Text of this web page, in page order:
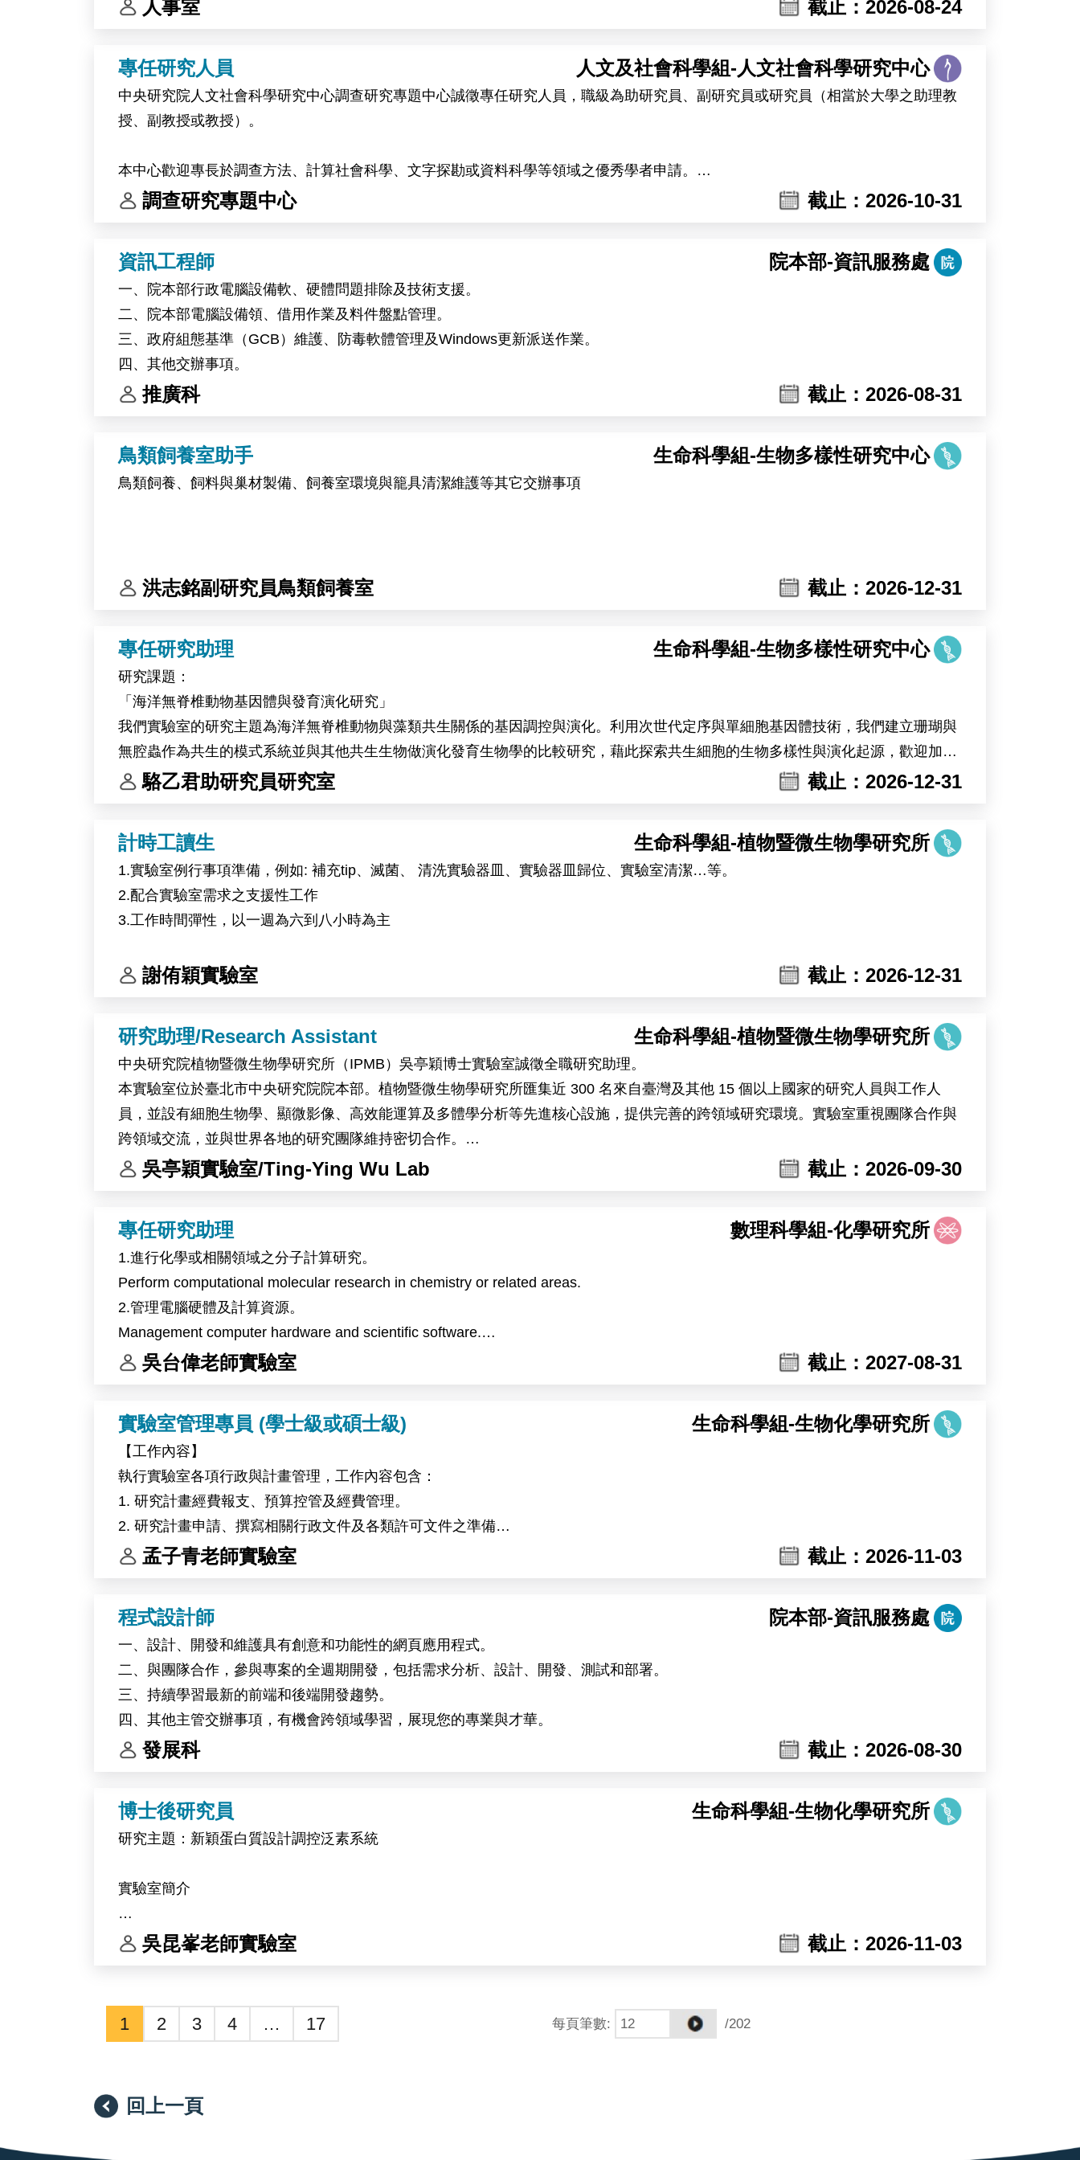
人事室 截止：2026-08-24
專任研究人員 人文及社會科學組-人文社會科學研究中心
中央研究院人文社會科學研究中心調查研究專題中心誠徵專任研究人員，職級為助研究員、副研究員或研究員（相當於大學之助理教
授、副教授或教授）。
本中心歡迎專長於調查方法、計算社會科學、文字探勘或資料科學等領域之優秀學者申請。
調查研究專題中心 截止：2026-10-31
資訊工程師 院本部-資訊服務處
一、院本部行政電腦設備軟、硬體問題排除及技術支援。
二、院本部電腦設備領、借用作業及料件盤點管理。
三、政府組態基準（GCB）維護、防毒軟體管理及Windows更新派送作業。
四、其他交辦事項。
推廣科 截止：2026-08-31
鳥類飼養室助手 生命科學組-生物多樣性研究中心
鳥類飼養、飼料與巢材製備、飼養室環境與籠具清潔維護等其它交辦事項
洪志銘副研究員鳥類飼養室 截止：2026-12-31
專任研究助理 生命科學組-生物多樣性研究中心
研究課題：
「海洋無脊椎動物基因體與發育演化研究」
我們實驗室的研究主題為海洋無脊椎動物與藻類共生關係的基因調控與演化。利用次世代定序與單細胞基因體技術，我們建立珊瑚與
無腔蟲作為共生的模式系統並與其他共生生物做演化發育生物學的比較研究，藉此探索共生細胞的生物多樣性與演化起源，歡迎加入
我們的研究團隊。
(1) 海洋無脊椎動物與藻類的採集和培養
(2) 分子生物學與生物化學操作
(3) 基因體學生物資訊分析
(4) 科學文獻研讀與研究成果彙整
駱乙君助研究員研究室 截止：2026-12-31
計時工讀生 生命科學組-植物暨微生物學研究所
1.實驗室例行事項準備，例如: 補充tip、滅菌、 清洗實驗器皿、實驗器皿歸位、實驗室清潔…等。
2.配合實驗室需求之支援性工作
3.工作時間彈性，以一週為六到八小時為主
謝侑穎實驗室 截止：2026-12-31
研究助理/Research Assistant 生命科學組-植物暨微生物學研究所
中央研究院植物暨微生物學研究所（IPMB）吳亭穎博士實驗室誠徵全職研究助理。
本實驗室位於臺北市中央研究院院本部。植物暨微生物學研究所匯集近 300 名來自臺灣及其他 15 個以上國家的研究人員與工作人
員，並設有細胞生物學、顯微影像、高效能運算及多體學分析等先進核心設施，提供完善的跨領域研究環境。實驗室重視團隊合作與
跨領域交流，並與世界各地的研究團隊維持密切合作。
錄取者將參與植物與環境交互作用相關研究，主要以地錢（Marchantia）、阿拉伯芥（Arabidopsis）及可能包含大豆等植物為研究材
本研究計畫將與比利時 Ive De Smet 博士及 Devang Mehta 博士的研究團隊合作進行。
The laboratory of Dr. Ting-Ying Wu at the Institute of Plant and Microbial Biology (IPMB), Academia Sinica, invites applications for a
full-time Research Assistant position.
The laboratory is located on the main campus of Academia Sinica in Taipei, Taiwan. IPMB is home to nearly 300 researchers and
staff members from Taiwan and more than 15 other countries. The institute provides state-of-the-art core facilities in cell biology,
microscopy, high-performance computing, and multi-omics analysis, offering an excellent environment for interdisciplinary research.
Arabidopsis, and potentially soybean, the project will investigate the physiological and molecular responses of plants to heat stress
and environmental changes associated with global warming. The research will also explore how environmental changes affect
circadian clock regulation in high-altitude crops.
Primary responsibilities include molecular cloning, protein expression analysis, and mutant screening.
This research project will be conducted in collaboration with the research groups of Dr. Ive De Smet and Dr. Devang Mehta in
Belgium.
吳亭穎實驗室/Ting-Ying Wu Lab 截止：2026-09-30
專任研究助理 數理科學組-化學研究所
1.進行化學或相關領域之分子計算研究。
Perform computational molecular research in chemistry or related areas.
2.管理電腦硬體及計算資源。
Management computer hardware and scientific software.
3.計畫管理及撰寫研究報告和學術論文。
吳台偉老師實驗室 截止：2027-08-31
實驗室管理專員 (學士級或碩士級) 生命科學組-生物化學研究所
【工作內容】
執行實驗室各項行政與計畫管理，工作內容包含：
1. 研究計畫經費報支、預算控管及經費管理。
2. 研究計畫申請、撰寫相關行政文件及各類許可文件之準備
3. 辦理主管交辦事項。
孟子青老師實驗室 截止：2026-11-03
程式設計師 院本部-資訊服務處
一、設計、開發和維護具有創意和功能性的網頁應用程式。
二、與團隊合作，參與專案的全週期開發，包括需求分析、設計、開發、測試和部署。
三、持續學習最新的前端和後端開發趨勢。
四、其他主管交辦事項，有機會跨領域學習，展現您的專業與才華。
發展科 截止：2026-08-30
博士後研究員 生命科學組-生物化學研究所
研究主題：新穎蛋白質設計調控泛素系統
實驗室簡介
中央研究院生物化學研究所 吳昆峯博士研究團隊（https://kpwulab.com/）以「蛋白質化學」為核心，研究泛素（ubiquitin）與泛素類
本實驗室的研究架構建立在「計算設計—實驗驗證」的完整循環之上。AI 工具可在短時間內產生大量候選分子，但其價值必須經由蛋
亦具備發展為專一性抑制劑或標的蛋白降解劑（targeted protein degradation）之潛力。經生化重組與結構層次完整驗證的分子，將
吳昆峯老師實驗室 截止：2026-11-03
1 2 3 4 … 17 每頁筆數: /202
回上一頁